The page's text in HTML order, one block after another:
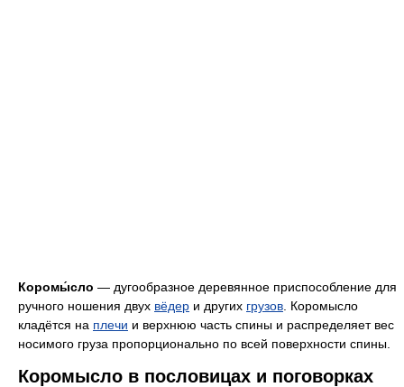
Коромы́сло — дугообразное деревянное приспособление для
ручного ношения двух вёдер и других грузов . Коромысло
кладётся на плечи и верхнюю часть спины и распределяет вес
носимого груза пропорционально по всей поверхности спины.
Коромысло в пословицах и поговорках